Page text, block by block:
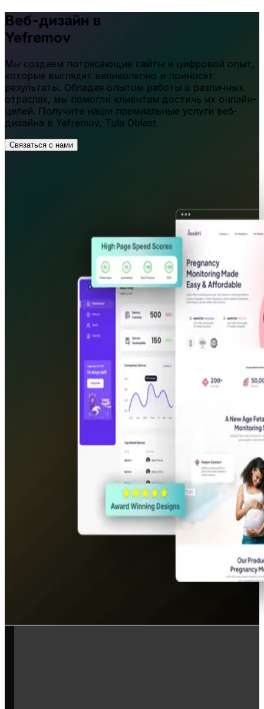
Веб-дизайн в
Yefremov
Мы создаем потрясающие сайты и цифровой опыт,
которые выглядят великолепно и приносят
результаты. Обладая опытом работы в различных
отраслях, мы помогли клиентам достичь их онлайн-
целей. Получите наши премиальные услуги веб-
дизайна в Yefremov, Tula Oblast
Связаться с нами